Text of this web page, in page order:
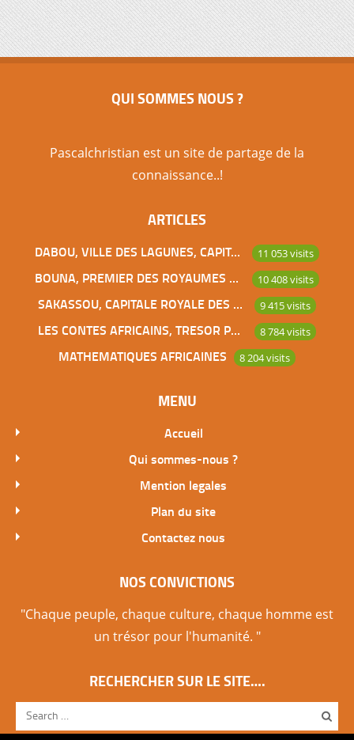
QUI SOMMES NOUS ?
Pascalchristian est un site de partage de la
connaissance..!
ARTICLES
DABOU, VILLE DES LAGUNES, CAPITALE DES ADJOUKROU 11 053 visits
BOUNA, PREMIER DES ROYAUMES DE CÔTE D’IVOIRE 10 408 visits
SAKASSOU, CAPITALE ROYALE DES BAOULES 9 415 visits
LES CONTES AFRICAINS, TRESOR POUR L’HUMANITE 8 784 visits
MATHEMATIQUES AFRICAINES 8 204 visits
MENU
Accueil
Qui sommes-nous ?
Mention legales
Plan du site
Contactez nous
NOS CONVICTIONS
"Chaque peuple, chaque culture, chaque homme est
un trésor pour l'humanité. "
RECHERCHER SUR LE SITE….